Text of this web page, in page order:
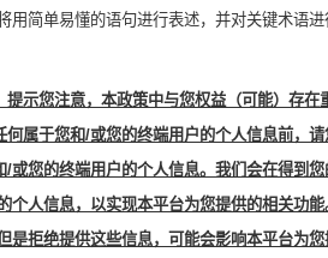
用简单易懂的语句进行表述，并对关键术语
示您注意，本政策中与您权益（可能）存在
何属于您和/或您的终端用户的个人信息前，
/或您的终端用户的个人信息。我们会在得到
个人信息，以实现本平台为您提供的相关功
是拒绝提供这些信息，可能会影响本平台为